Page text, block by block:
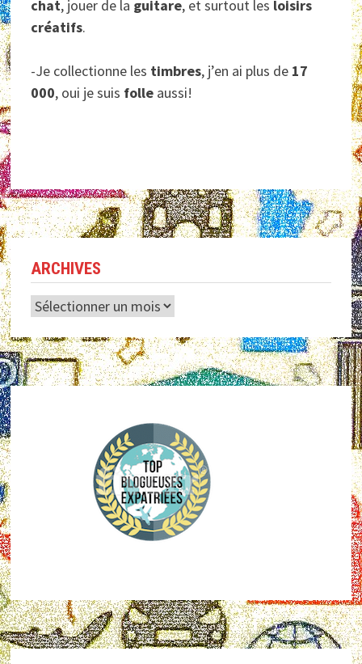
chat, jouer de la guitare, et surtout les loisirs
créatifs.
-Je collectionne les timbres, j’en ai plus de 17
000, oui je suis folle aussi!
ARCHIVES
Archives